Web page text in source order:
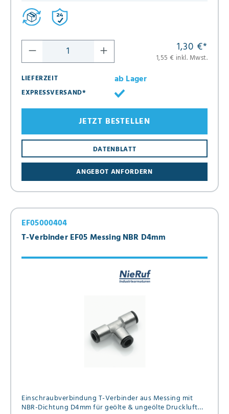
1,30 €*
1,55 € inkl. Mwst.
LIEFERZEIT
ab Lager
EXPRESSVERSAND*
ANGEBOT ANFORDERN
DATENBLATT
JETZT BESTELLEN
T-Verbinder EF05 Messing NBR D4mm
EF05000404
Einschraubverbindung T-Verbinder aus Messing mit
NBR-Dichtung D4mm für geölte & ungeölte Druckluft